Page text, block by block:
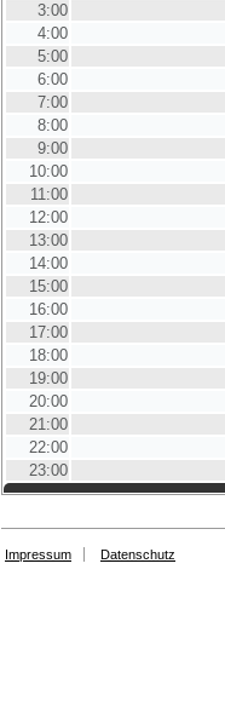
3:00
4:00
5:00
6:00
7:00
8:00
9:00
10:00
11:00
12:00
13:00
14:00
15:00
16:00
17:00
18:00
19:00
20:00
21:00
22:00
23:00
Impressum Datenschutz